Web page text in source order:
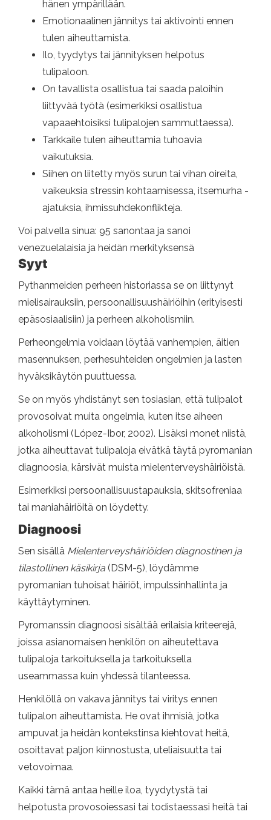
hänen ympärillään.
Emotionaalinen jännitys tai aktivointi ennen
tulen aiheuttamista.
Ilo, tyydytys tai jännityksen helpotus
tulipaloon.
On tavallista osallistua tai saada paloihin
liittyvää työtä (esimerkiksi osallistua
vapaaehtoisiksi tulipalojen sammuttaessa).
Tarkkaile tulen aiheuttamia tuhoavia
vaikutuksia.
Siihen on liitetty myös surun tai vihan oireita,
vaikeuksia stressin kohtaamisessa, itsemurha -
ajatuksia, ihmissuhdekonflikteja.
Voi palvella sinua: 95 sanontaa ja sanoi
venezuelalaisia ​​ja heidän merkityksensä
Syyt
Pythanmeiden perheen historiassa se on liittynyt
mielisairauksiin, persoonallisuushäiriöihin (erityisesti
epäsosiaalisiin) ja perheen alkoholismiin.
Perheongelmia voidaan löytää vanhempien, äitien
masennuksen, perhesuhteiden ongelmien ja lasten
hyväksikäytön puuttuessa.
Se on myös yhdistänyt sen tosiasian, että tulipalot
provosoivat muita ongelmia, kuten itse aiheen
alkoholismi (López-Ibor, 2002). Lisäksi monet niistä,
jotka aiheuttavat tulipaloja eivätkä täytä pyromanian
diagnoosia, kärsivät muista mielenterveyshäiriöistä.
Esimerkiksi persoonallisuustapauksia, skitsofreniaa
tai maniahäiriöitä on löydetty.
Diagnoosi
Sen sisällä Mielenterveyshäiriöiden diagnostinen ja
tilastollinen käsikirja (DSM-5), löydämme
pyromanian tuhoisat häiriöt, impulssinhallinta ja
käyttäytyminen.
Pyromanssin diagnoosi sisältää erilaisia ​​kriteerejä,
joissa asianomaisen henkilön on aiheutettava
tulipaloja tarkoituksella ja tarkoituksella
useammassa kuin yhdessä tilanteessa.
Henkilöllä on vakava jännitys tai viritys ennen
tulipalon aiheuttamista. He ovat ihmisiä, jotka
ampuvat ja heidän kontekstinsa kiehtovat heitä,
osoittavat paljon kiinnostusta, uteliaisuutta tai
vetovoimaa.
Kaikki tämä antaa heille iloa, tyydytystä tai
helpotusta provosoiessasi tai todistaessasi heitä tai